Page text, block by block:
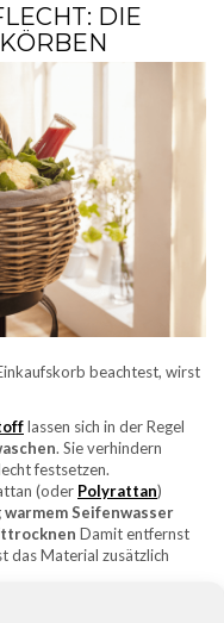
DIE
beachtest, wirst
lassen sich in der Regel
. Sie verhindern
festsetzen.
(oder Polyrattan)
warmem Seifenwasser
Damit entfernst
das Material zusätzlich